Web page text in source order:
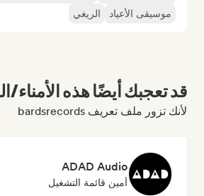
موسيقى الأعياد
الريغي
قد تعجبك أيضًا هذه الأمناء/
لأنك تزور ملف تعريف bardsrecords
ADAD Audio
أمين قائمة التشغيل